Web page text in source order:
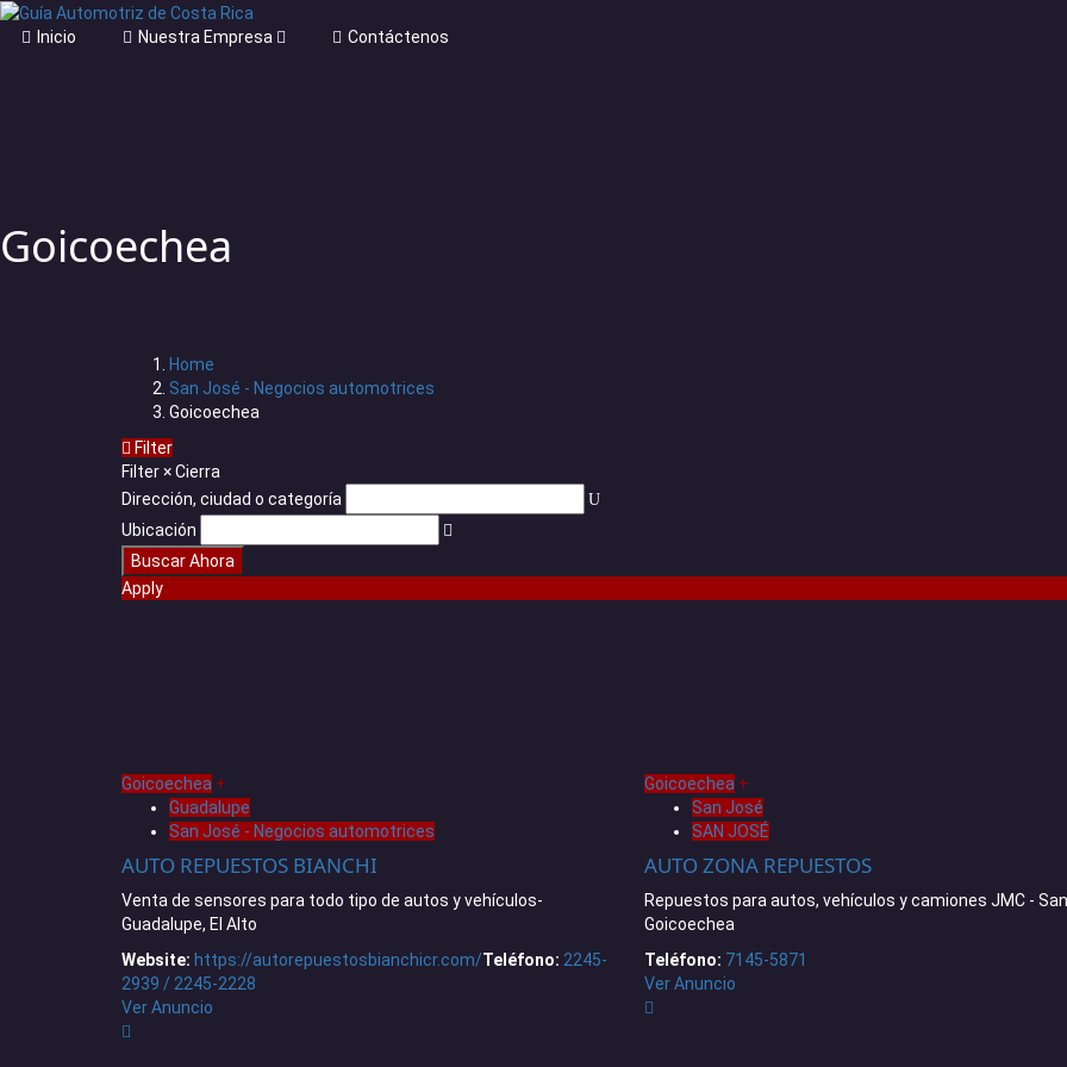
Inicio Nuestra Empresa Contáctenos
Goicoechea
Home
San José - Negocios automotrices
Goicoechea
Filter
Filter×Cierra
Dirección, ciudad o categoría
Ubicación
Apply
Goicoechea +
Guadalupe
San José - Negocios automotrices
AUTO REPUESTOS BIANCHI
Venta de sensores para todo tipo de autos y vehículos-
Guadalupe, El Alto
Website: https://autorepuestosbianchicr.com/Teléfono: 2245-
2939 / 2245-2228
Ver Anuncio
Goicoechea +
San José
SAN JOSÉ
AUTO ZONA REPUESTOS
Repuestos para autos, vehículos y camiones JMC -
Goicoechea
Teléfono: 7145-5871
Ver Anuncio